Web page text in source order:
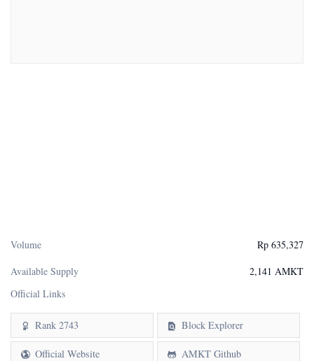
Volume
Rp 635,327
Available Supply
2,141 AMKT
Official Links
Rank 2743 Block Explorer
Official Website AMKT Github